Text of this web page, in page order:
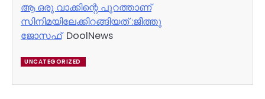
ആ ഒരു വാക്കിന്റെ പുറത്താണ്
സിനിമയിലേക്കിറങ്ങിയത് :ജീത്തു
ജോസഫ്DoolNews
UNCATEGORIZED